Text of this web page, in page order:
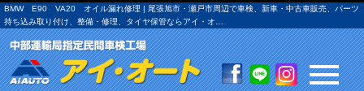
BMW E90 VA20 オイル漏れ修理 | 尾張旭市・瀬戸市周辺で車検、新車・中古車販売、パーツ
持ち込み取り付け、整備・修理、タイヤ保管ならアイ・オ…